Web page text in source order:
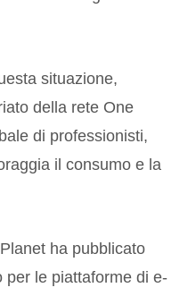
situazione,
della rete One
di professionisti,
il consumo e la
ha pubblicato
per le piattaforme di e-